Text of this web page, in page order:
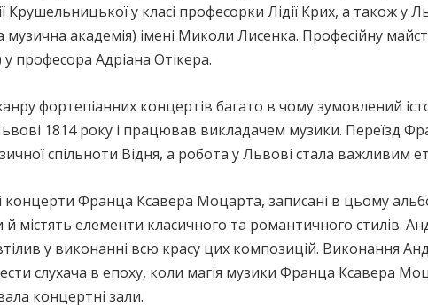
Крушельницької у класі професорки Лідії Крих, а також у
музична академія) імені Миколи Лисенка. Професійну
професора Адріана Отікера.
фортепіанних концертів багато в чому зумовлений
1814 року і працював викладачем музики. Переїзд
спільноти Відня, а робота у Львові стала важливим
концерти Франца Ксавера Моцарта, записані в цьому
містять елементи класичного та романтичного стилів.
у виконанні всю красу цих композицій. Виконання
слухача в епоху, коли магія музики Франца Ксавера
концертні зали.